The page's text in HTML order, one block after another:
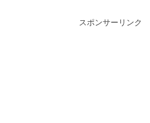
スポンサーリンク